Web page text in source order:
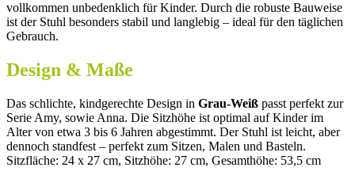
vollkommen unbedenklich für Kinder. Durch die robuste Bauweise
ist der Stuhl besonders stabil und langlebig – ideal für den täglichen
Gebrauch.
Design & Maße
Das schlichte, kindgerechte Design in Grau-Weiß passt perfekt zur
Serie Amy, sowie Anna. Die Sitzhöhe ist optimal auf Kinder im
Alter von etwa 3 bis 6 Jahren abgestimmt. Der Stuhl ist leicht, aber
dennoch standfest – perfekt zum Sitzen, Malen und Basteln.
Sitzfläche: 24 x 27 cm, Sitzhöhe: 27 cm, Gesamthöhe: 53,5 cm